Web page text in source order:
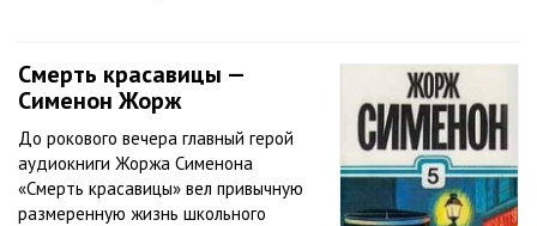
Смерть красавицы —
Сименон Жорж
До рокового вечера главный герой
аудиокниги Жоржа Сименона
«Смерть красавицы» вел привычную
размеренную жизнь школьного